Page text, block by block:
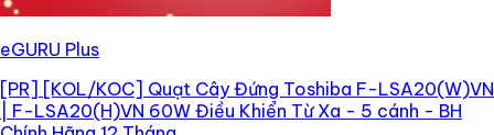
eGURU Plus
[PR] [KOL/KOC] Quạt Cây Đứng Toshiba F-LSA20(W)VN
| F-LSA20(H)VN 60W Điều Khiển Từ Xa - 5 cánh - BH